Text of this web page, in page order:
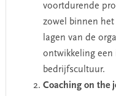
voortdurende
zowel binnen
lagen van de
ontwikkeling een
bedrijfscultuur.
Coaching on the